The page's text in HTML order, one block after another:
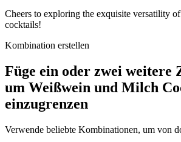
Cheers to exploring the exquisite versatility
cocktails!
Kombination erstellen
Füge ein oder zwei weitere
um Weißwein und Milch
einzugrenzen
Verwende beliebte Kombinationen, um von